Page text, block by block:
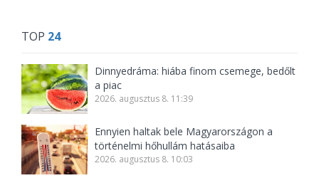
TOP 24
Dinnyedráma: hiába finom csemege, bedőlt
a piac
2026. augusztus 8. 11:39
Ennyien haltak bele Magyarországon a
történelmi hőhullám hatásaiba
2026. augusztus 8. 10:03